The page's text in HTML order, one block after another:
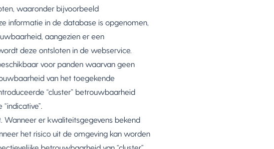
waaronder bijvoorbeeld
informatie in de database is opgenomen,
aangezien er een
deze ontsloten in de webservice.
voor panden waarvan geen
van het toegekende
“cluster” betrouwbaarheid
Wanneer er kwaliteitsgegevens bekend
het risico uit de omgeving kan worden